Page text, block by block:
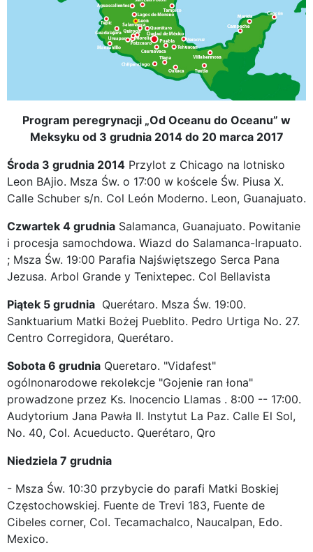
Program peregrynacji „Od Oceanu do Oceanu” w
Meksyku od 3 grudnia 2014 do 20 marca 2017
Środa 3 grudnia 2014 Przylot z Chicago na lotnisko
Leon BAjio. Msza Św. o 17:00 w koścele Św. Piusa X.
Calle Schuber s/n. Col León Moderno. Leon, Guanajuato.
Czwartek 4 grudnia Salamanca, Guanajuato. Powitanie
i procesja samochdowa. Wiazd do Salamanca-Irapuato.
; Msza Św. 19:00 Parafia Najświętszego Serca Pana
Jezusa. Arbol Grande y Tenixtepec. Col Bellavista
Piątek 5 grudnia Querétaro. Msza Św. 19:00.
Sanktuarium Matki Bożej Pueblito. Pedro Urtiga No. 27.
Centro Corregidora, Querétaro.
Sobota 6 grudnia Queretaro. "Vidafest"
ogólnonarodowe rekolekcje "Gojenie ran łona"
prowadzone przez Ks. Inocencio Llamas . 8:00 -- 17:00.
Audytorium Jana Pawła II. Instytut La Paz. Calle El Sol,
No. 40, Col. Acueducto. Querétaro, Qro
Niedziela 7 grudnia
- Msza Św. 10:30 przybycie do parafi Matki Boskiej
Częstochowskiej. Fuente de Trevi 183, Fuente de
Cibeles corner, Col. Tecamachalco, Naucalpan, Edo.
Mexico.